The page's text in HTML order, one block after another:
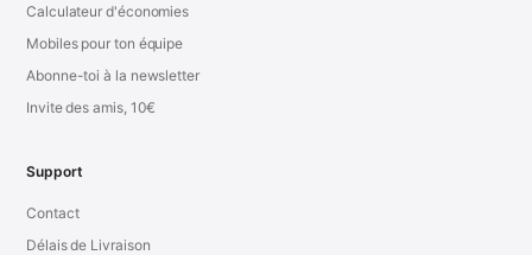
Calculateur d'économies
Mobiles pour ton équipe
Abonne-toi à la newsletter
Invite des amis, 10€
Support
Contact
Délais de Livraison